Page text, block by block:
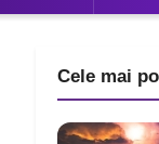
Cele mai